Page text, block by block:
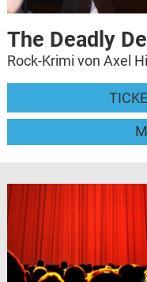
The Deadly
Rock-Krimi von Axel